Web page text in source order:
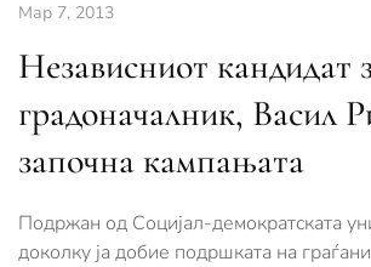
Мар 7, 2013
Независниот кандидат
градоначалник, Васил
започна кампањата
Подржан од Социјал-демократската
доколку ја добие подршката на